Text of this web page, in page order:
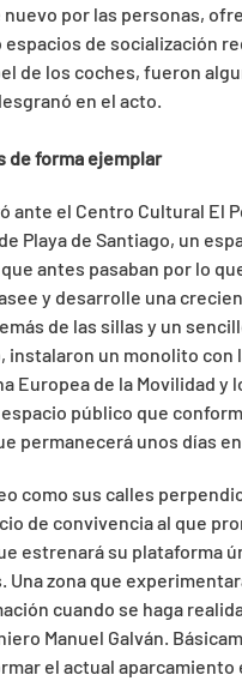
nuevo por las personas,
de socialización
de los coches, fueron
en el acto.
de forma ejemplar
ante el Centro Cultural El
Playa de Santiago, un
antes pasaban por lo
y desarrolle una
de las sillas y un
instalaron un monolito con
Europea de la Movilidad y
público que
permanecerá unos días
como sus calles
de convivencia al que
estrenará su plataforma
Una zona que
cuando se haga
Manuel Galván.
el actual aparcamiento